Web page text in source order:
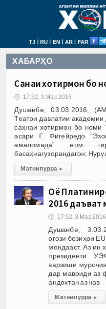
TJ | RU | EN | AR | FAR
ХАБАРҲО
Саҳнаи хотирмон бо
🕔 17:52, 3.Мар 2016
Душанбе, 03.03.2016,
Театри давлатии
саҳнаи хотирмон бо номи
асари Г. Фигейредо
амаломада” ном
басаҳнагузорандагон:
Матни пурра ▸
Оё
2016 даъват
🕔 17:52, 3.Мар 2016
Душанбе,
оғози бозиҳои
мондааст. Аз ин
президенти
варзишӣ
дар мавриди аз
андохтан аз нав
Матни пурра ▸